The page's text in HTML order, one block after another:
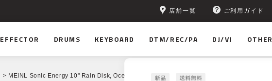
店舗一覧 ご利用ガイド
EFFECTOR DRUMS KEYBOARD DTM/REC/PA DJ/VJ OTHER
> MEINL Sonic Energy 10" Rain Disk, Ocean Sound, Fibonacci-Inspired Carving [RDO10F]